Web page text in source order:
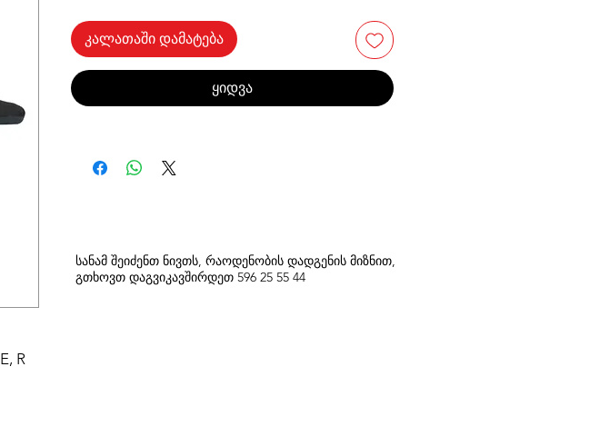
R
კალათაში დამატება
ყიდვა
სანამ შეიძენთ ნივთს, რაოდენობის დადგენის მიზნით,
გთხოვთ დაგვიკავშირდეთ 596 25 55 44